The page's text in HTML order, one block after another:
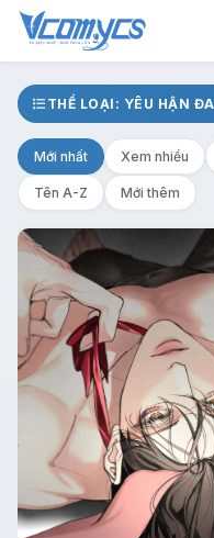
THỂ LOẠI: YÊU HẬN
Mới nhất Xem nhiều
Tên A-Z Mới thêm